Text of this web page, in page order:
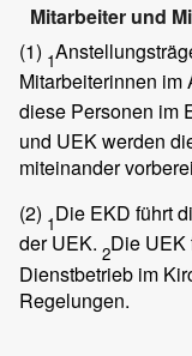
Mitarbeiter und
(1) 1
Mitarbeiterinnen im
diese Personen im
und UEK werden
miteinander
(2) 1Die EKD führt
der UEK. 2Die UEK
Dienstbetrieb im
Regelungen.